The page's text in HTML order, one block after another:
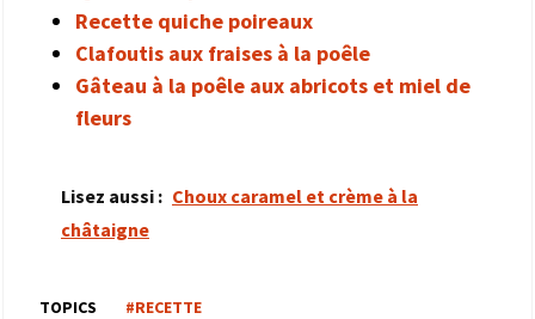
Recette quiche poireaux
Clafoutis aux fraises à la poêle
Gâteau à la poêle aux abricots et miel de
fleurs
Lisez aussi : Choux caramel et crème à la
châtaigne
TOPICS #RECETTE